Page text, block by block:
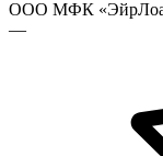
ООО МФК
—